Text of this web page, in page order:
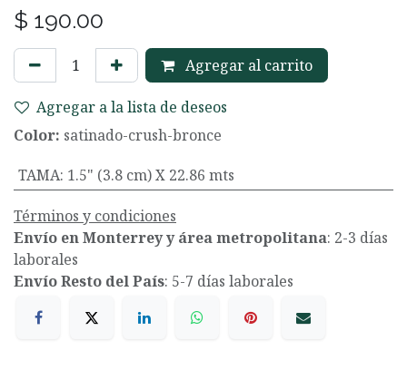
$ 190.00
Agregar al carrito
Agregar a la lista de deseos
Color: satinado-crush-bronce
TAMA: 1.5" (3.8 cm) X 22.86 mts
Términos y condiciones
Envío en Monterrey y área metropolitana: 2-3 días
laborales
Envío Resto del País: 5-7 días laborales